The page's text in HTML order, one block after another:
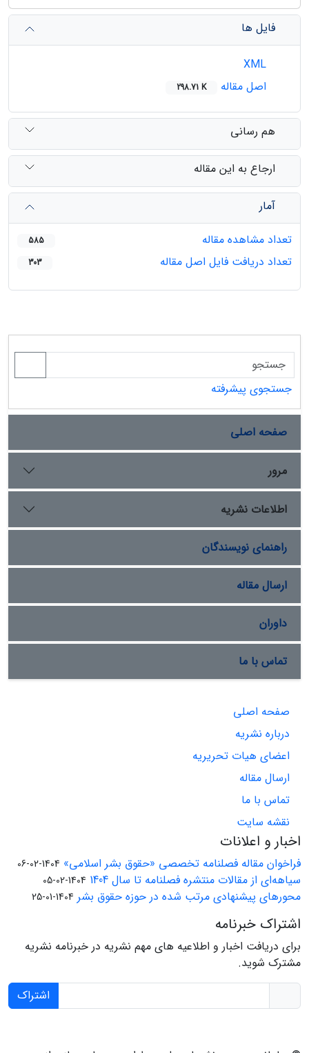
فایل ها
اصل مقاله
298.71 K
هم رسانی
ارجاع به این مقاله
آمار
تعداد مشاهده مقاله
585
تعداد دریافت فایل اصل مقاله 303
جستجوی پیشرفته
صفحه اصلی
مرور
اطلاعات نشریه
راهنمای نویسندگان
ارسال مقاله
داوران
تماس با ما
صفحه اصلی
درباره نشریه
اعضای هیات تحریریه
ارسال مقاله
تماس با ما
نقشه سایت
اخبار و اعلانات
فراخوان مقاله فصلنامه تخصصی «حقوق بشر اسلامی» 1404-02-06
سیاهه‌ای از مقالات منتشره فصلنامه تا سال 1404 1404-02-05
محورهای پیشنهادی مرتب شده در حوزه حقوق بشر 1404-01-25
اشتراک خبرنامه
برای دریافت اخبار و اطلاعیه های مهم نشریه در خبرنامه نشریه
مشترک شوید.
اشتراک